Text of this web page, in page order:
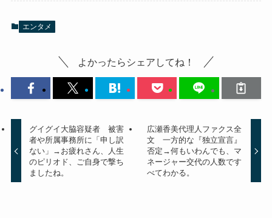
エンタメ
よかったらシェアしてね！
グイグイ大脇容疑者 被害
者や所属事務所に「申し訳
ない」→お疲れさん、人生
のピリオド、ご自身で撃ち
ましたね。
広瀬香美代理人ファクス全
文 一方的な『独立宣言』
否定→何もいわんでも、マ
ネージャー交代の人数です
べてわかる。